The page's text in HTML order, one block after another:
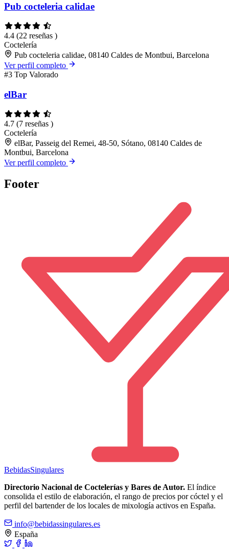
Pub cocteleria calidae
4.4 (22 reseñas )
Coctelería
Pub cocteleria calidae, 08140 Caldes de Montbui, Barcelona
Ver perfil completo
#3 Top Valorado
elBar
4.7 (7 reseñas )
Coctelería
elBar, Passeig del Remei, 48-50, Sótano, 08140 Caldes de
Montbui, Barcelona
Ver perfil completo
Footer
BebidasSingulares
Directorio Nacional de Coctelerías y Bares de Autor. El índice
consolida el estilo de elaboración, el rango de precios por cóctel y el
perfil del bartender de los locales de mixología activos en España.
info@bebidassingulares.es
España